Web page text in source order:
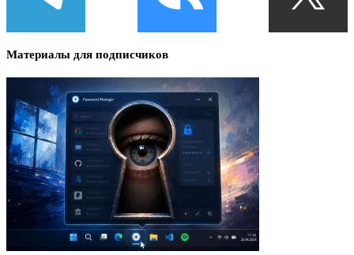
Материалы для подписчиков